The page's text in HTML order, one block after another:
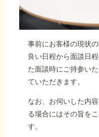
事前にお客様の現状
良い日程から面談日
た面談時にご持参い
ていただきます。
なお、お伺いした内
る場合にはその旨を
す。